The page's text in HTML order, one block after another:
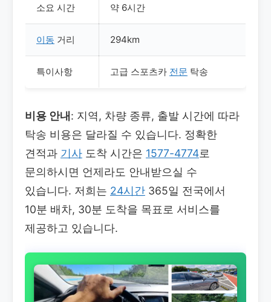
소요 시간 약 6시간
이동 거리 294km
특이사항 고급 스포츠카 전문 탁송
비용 안내 : 지역, 차량 종류, 출발 시간에 따라
탁송 비용은 달라질 수 있습니다. 정확한
견적과 기사 도착 시간은 1577-4774로
문의하시면 언제라도 안내받으실 수
있습니다. 저희는 24시간 365일 전국에서
10분 배차, 30분 도착을 목표로 서비스를
제공하고 있습니다.